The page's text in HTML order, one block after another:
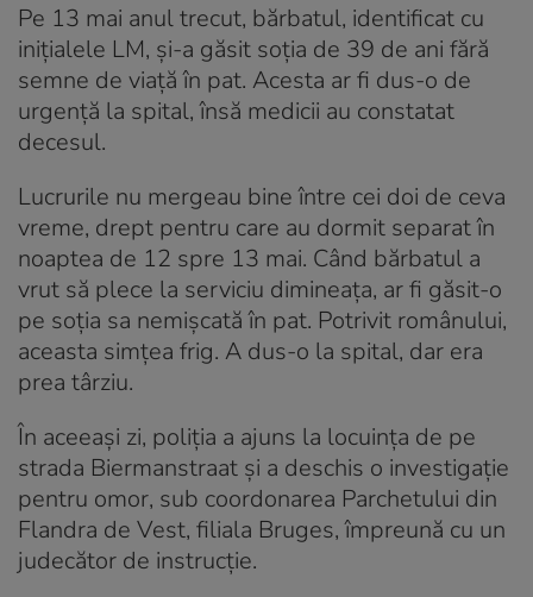
Pe 13 mai anul trecut, bărbatul, identificat cu
inițialele LM, și-a găsit soția de 39 de ani fără
semne de viață în pat. Acesta ar fi dus-o de
urgență la spital, însă medicii au constatat
decesul.
Lucrurile nu mergeau bine între cei doi de ceva
vreme, drept pentru care au dormit separat în
noaptea de 12 spre 13 mai. Când bărbatul a
vrut să plece la serviciu dimineața, ar fi găsit-o
pe soția sa nemișcată în pat. Potrivit românului,
aceasta simțea frig. A dus-o la spital, dar era
prea târziu.
În aceeași zi, poliția a ajuns la locuința de pe
strada Biermanstraat și a deschis o investigație
pentru omor, sub coordonarea Parchetului din
Flandra de Vest, filiala Bruges, împreună cu un
judecător de instrucție.